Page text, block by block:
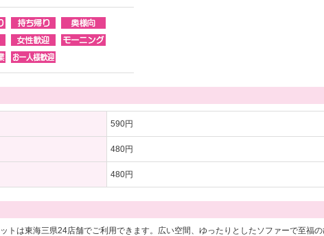
590円
480円
480円
トは東海三県24店舗でご利用できます。広い空間、ゆったりとしたソファーで至福